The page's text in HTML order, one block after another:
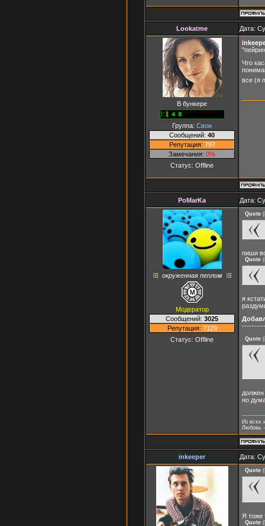
Lookatme Дата:
В бункере
Группа: Свои
Сообщений: 40
Репутация: 797
Замечания: 0%
Статус: Offline
Что
все (я
PoMarKa Дата:
окруженная пеплом
Модератор
Сообщений: 3025
Репутация: 7129
Статус: Offline
Quote (
пиши
Quote (
я
Quote (
но
Из всех
Любовь -
inkeeper Дата:
Quote (
Я тоже
Quote (